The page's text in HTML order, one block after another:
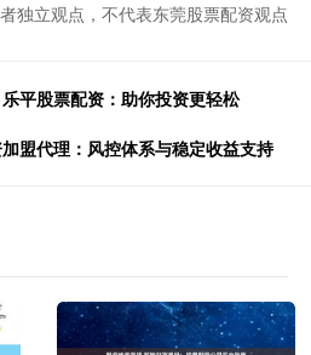
独立观点，不代表东莞股票配资观点
平股票配资：助你投资更轻松
盟代理：风控体系与稳定收益支持